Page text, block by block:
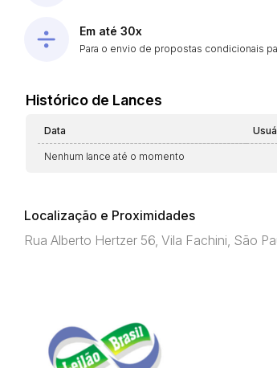
Em até 30x
Para o envio de propostas condicionais
Histórico de Lances
Data
Nenhum lance até o momento
Localização e Proximidades
Rua Alberto Hertzer 56, Vila Fachini, São